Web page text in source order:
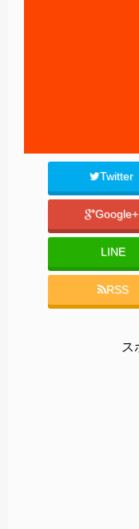
Twitter
Google+
LINE
RSS
ス